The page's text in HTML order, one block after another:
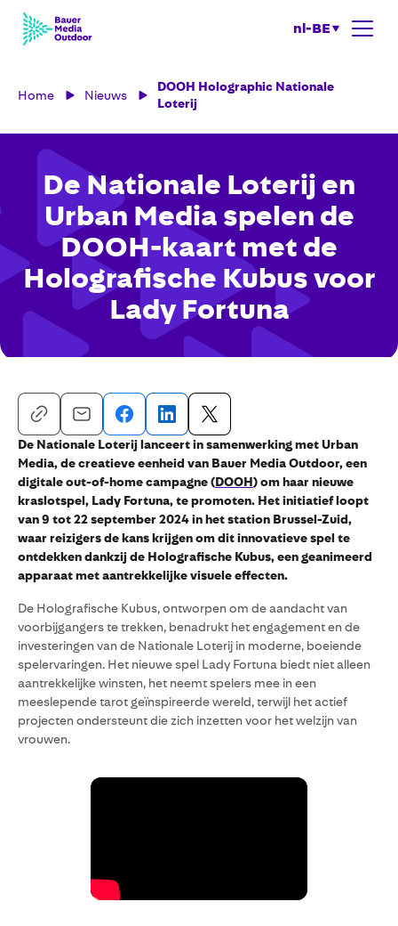
nl-BE
Home Nieuws
DOOH Holographic Nationale
Loterij
De Nationale Loterij en
Urban Media spelen de
DOOH-kaart met de
Holografische Kubus voor
Lady Fortuna
De Nationale Loterij lanceert in samenwerking met Urban
Media, de creatieve eenheid van Bauer Media Outdoor, een
digitale out-of-home campagne (DOOH) om haar nieuwe
kraslotspel, Lady Fortuna, te promoten. Het initiatief loopt
van 9 tot 22 september 2024 in het station Brussel-Zuid,
waar reizigers de kans krijgen om dit innovatieve spel te
ontdekken dankzij de Holografische Kubus, een geanimeerd
apparaat met aantrekkelijke visuele effecten.
De Holografische Kubus, ontworpen om de aandacht van
voorbijgangers te trekken, benadrukt het engagement en de
investeringen van de Nationale Loterij in moderne, boeiende
spelervaringen. Het nieuwe spel Lady Fortuna biedt niet alleen
aantrekkelijke winsten, het neemt spelers mee in een
meeslepende tarot geïnspireerde wereld, terwijl het actief
projecten ondersteunt die zich inzetten voor het welzijn van
vrouwen.